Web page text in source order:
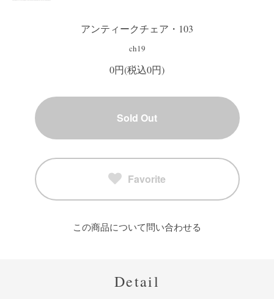
アンティークチェア・103
ch19
0円(税込0円)
Sold Out
Favorite
この商品について問い合わせる
Detail